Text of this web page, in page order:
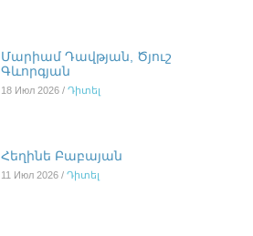
Մարիամ Դավթյան, Ծյուշ
Գևորգյան
18 Июл 2026 /Դիտել
Հեղինե Բաբայան
11 Июл 2026 /Դիտել